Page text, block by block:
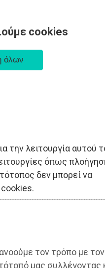
cookies
την λειτουργία αυτού
όπως
δεν μπορεί να
τον τρόπο με τον
μας συλλέγοντας